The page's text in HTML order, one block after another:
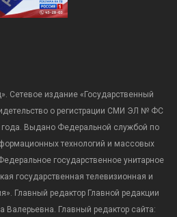
Сетевое издание «Государственный
о регистрации СМИ ЭЛ № ФС
года. Выдано Федеральной службой по
технологий и массовых
государственное унитарное
государственная телевизионная и
Главный редактор Главной редакции
Валерьевна. Главный редактор сайта: